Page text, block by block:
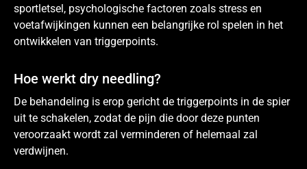
sportletsel, psychologische factoren zoals stress en
voetafwijkingen kunnen een belangrijke rol spelen in het
ontwikkelen van triggerpoints.
Hoe werkt dry needling?
De behandeling is erop gericht de triggerpoints in de spier
uit te schakelen, zodat de pijn die door deze punten
veroorzaakt wordt zal verminderen of helemaal zal
verdwijnen.